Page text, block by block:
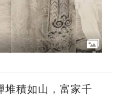
堆積如山，富家千